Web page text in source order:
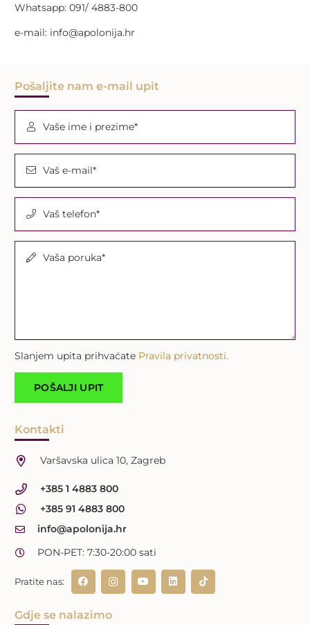
Whatsapp: 091/ 4883-800
e-mail: info@apolonija.hr
Pošaljite nam e-mail upit
Vaše ime i prezime*
Vaš e-mail*
Vaš telefon*
Vaša poruka*
Slanjem upita prihvaćate Pravila privatnosti.
Kontakti
Varšavska ulica 10, Zagreb
+385 1 4883 800
+385 91 4883 800
info@apolonija.hr
PON-PET: 7:30-20:00 sati
Pratite nas:
Gdje se nalazimo